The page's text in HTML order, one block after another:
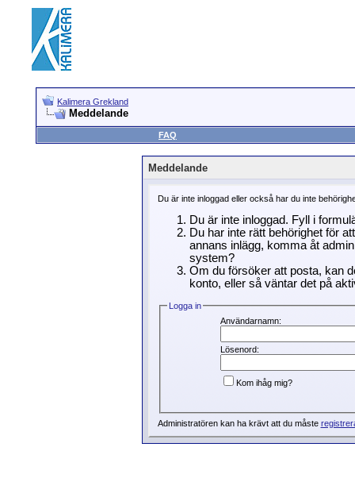
Kalimera Grekland
Meddelande
FAQ
Meddelande
Du är inte inloggad eller också har du inte
Du är inte inloggad. Fyll i
Du har inte rätt behörighet för
annans inlägg, komma åt
system?
Om du försöker att posta, kan
konto, eller så väntar det på
Logga in
Användarnamn:
Lösenord:
Kom ihåg mig?
Administratören kan ha krävt att du måste